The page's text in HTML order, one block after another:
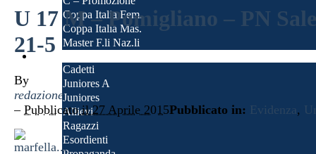
Coppa Italia Fem.
Coppa Italia Mas.
Master F.li Naz.li
Giovanili
Cadetti
Juniores A
Juniores
Allievi
Ragazzi
Esordienti
U 17 M – Pomigliano – PN
21-5
By
redazione
– Pubblicato il 27 Aprile 2015Pubblicato in: Evidenza,